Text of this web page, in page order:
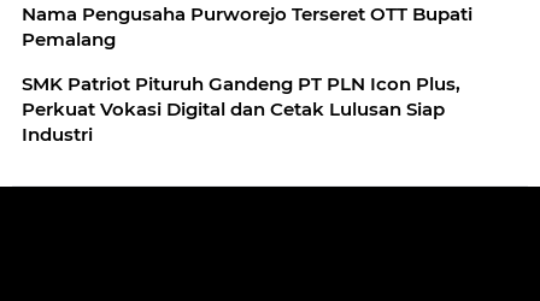
Nama Pengusaha Purworejo Terseret OTT Bupati
Pemalang
SMK Patriot Pituruh Gandeng PT PLN Icon Plus,
Perkuat Vokasi Digital dan Cetak Lulusan Siap
Industri